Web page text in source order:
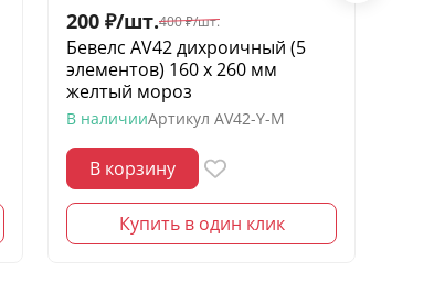
200 ₽/шт.400 ₽/шт.
Бевелс AV42 дихроичный (5
элементов) 160 х 260 мм
желтый мороз
В наличииАртикул AV42-Y-M
В корзину
Купить в один клик